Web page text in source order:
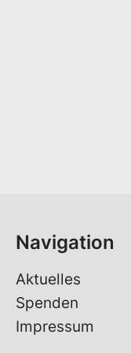
Navigation
Aktuelles
Spenden
Impressum